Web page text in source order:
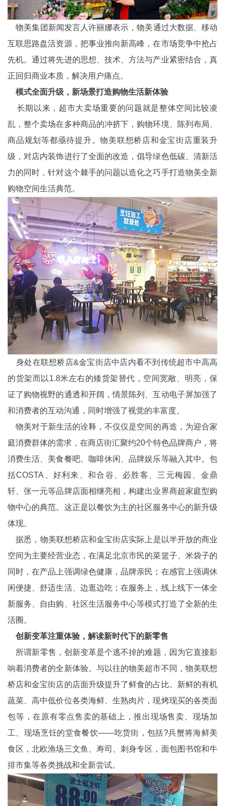
物美集团新闻发言人许丽娜表示，物美通过大数据、移动
互联思路盘活资源，把事业推向新高峰，在市场竞争中抢占
先机。通过将先进的思想、技术、方法与产业紧密结合，真
正回归商业本质，解决用户痛点。
模式全面升级，新场景打造购物生活新体验
长期以来，超市大卖场重要的问题就是整体空间比较凌
乱，整个卖场在多种商品的冲挤下，购物环境、陈列布局、
商品规划等都亟待提升。物美联想桥店和金宝街店重装升
级，对店内装饰进行了全面的改造，倡导绿色低碳、清新活
力的同时，针对这个棘手的问题以造化之巧手打造物美全新
购物空间生活典范。
身处在联想桥店&金宝街店中店内看不到传统超市中高高
的货架而以1.8米左右的矮货架替代，空间宽敞、明亮，保
证了购物视野的通透和开阔，情景陈列、互动电子屏加强了
和消费者的互动沟通，同时增强了视觉的丰富度。
物美对于新生活的诠释，不仅仅是空间的再造，为迎合家
庭消费群体的需求，在商店街汇聚约20个特色品牌商户，将
消费生活、美食餐吧、咖啡休闲、品牌娱乐等融入其中。包
括COSTA、好利来、和合谷、必胜客、三元梅园、金鼎
轩、张一元等品牌店面相继亮相，构建出业界商超家庭型购
物中心的典范。这正是以餐饮为主的社区服务中心的新升级
体现。
据悉，物美联想桥店和金宝街店实际上是以半开放的商业
空间为主要经营业态，在满足北京市民的菜篮子、米袋子的
同时，在产品上强调绿色健康，品牌亲民；在感官上强调休
闲便捷、舒适生活、边逛边吃；在服务上，线上线下一体全
新服务、自由购、社区生活服务中心等模式打造了全新的生
活圈。
创新变革注重体验，解读新时代下的新零售
所谓新零售，创新变革是个逃不掉的难题，因为它直接影
响着消费者的全新体验。与以往的物美超市不同，物美联想
桥店和金宝街店的店面升级提升了鲜食的占比。新鲜的有机
蔬菜、高中低价位各类海鲜、生熟肉片，现烤现买的各类面
包等，在原有零点售卖的基础上，推出现场售卖、现场加
工、现场烹饪的堂食餐饮——吃货街，包括?兵蟹将海鲜美
食区，北欧渔场三文鱼、寿司、刺身专区，面包图书馆和牛
排市集等各类挑战和全新尝试。